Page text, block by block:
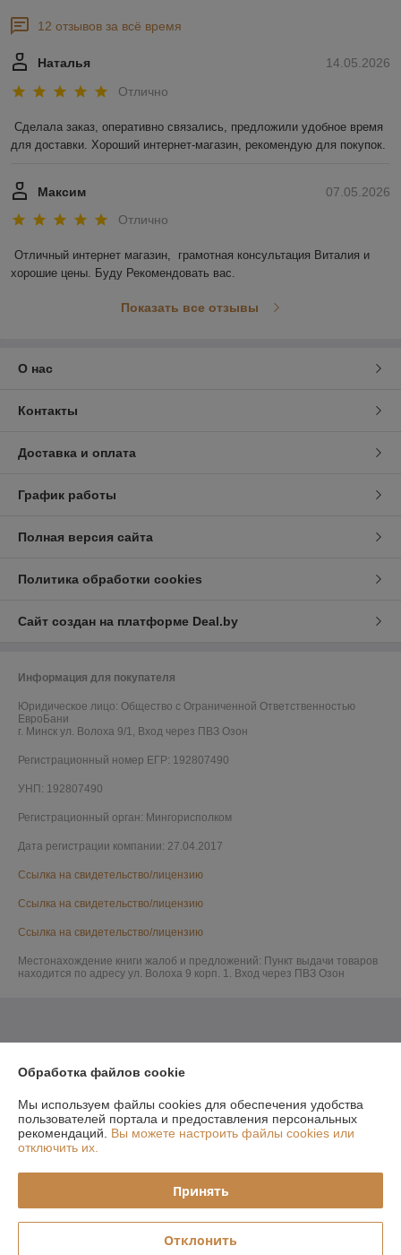
12 отзывов за всё время
14.05.2026
Наталья
Отлично
Сделала заказ, оперативно связались, предложили удобное время
для доставки. Хороший интернет-магазин, рекомендую для покупок.
07.05.2026
Максим
Отлично
Отличный интернет магазин,  грамотная консультация Виталия и
хорошие цены. Буду Рекомендовать вас.
Показать все отзывы
О нас
Контакты
Доставка и оплата
График работы
Полная версия сайта
Политика обработки cookies
Сайт создан на платформе Deal.by
Информация для покупателя
Юридическое лицо: Общество с Ограниченной Ответственностью
ЕвроБани
г. Минск ул. Волоха 9/1, Вход через ПВЗ Озон
Регистрационный номер ЕГР: 192807490
УНП: 192807490
Регистрационный орган: Мингорисполком
Дата регистрации компании: 27.04.2017
Ссылка на свидетельство/лицензию
Ссылка на свидетельство/лицензию
Ссылка на свидетельство/лицензию
Местонахождение книги жалоб и предложений: Пункт выдачи товаров
находится по адресу ул. Волоха 9 корп. 1. Вход через ПВЗ Озон
Обработка файлов cookie
Мы используем файлы cookies для обеспечения удобства
пользователей портала и предоставления персональных
рекомендаций. Вы можете настроить файлы cookies или
отключить их.
Принять
Отклонить